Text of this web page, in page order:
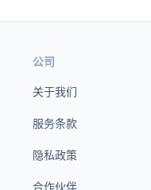
公司
关于我们
服务条款
隐私政策
合作伙伴